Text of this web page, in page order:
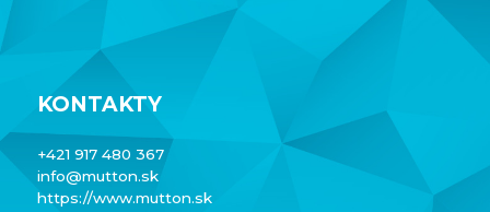
KONTAKTY
+421 917 480 367
info@mutton.sk
https://www.mutton.sk